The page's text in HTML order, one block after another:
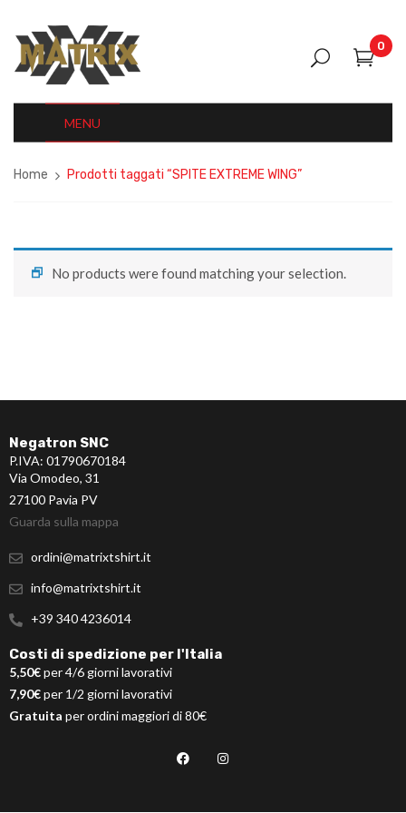
0
MENU
Home Prodotti taggati “SPITE EXTREME WING”
No products were found matching your selection.
Negatron SNC
P.IVA: 01790670184
Via Omodeo, 31
27100 Pavia PV
Guarda sulla mappa
ordini@matrixtshirt.it
info@matrixtshirt.it
+39 340 4236014
Costi di spedizione per l'Italia
5,50€per 4/6 giorni lavorativi
7,90€per 1/2 giorni lavorativi
Gratuita per ordini maggiori di 80€